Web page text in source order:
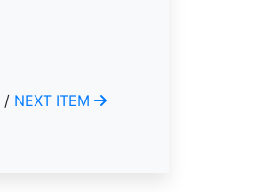
/ NEXT ITEM